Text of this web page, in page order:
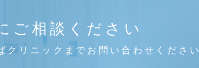
ご相談ください
クリニックまでお問い合わせください